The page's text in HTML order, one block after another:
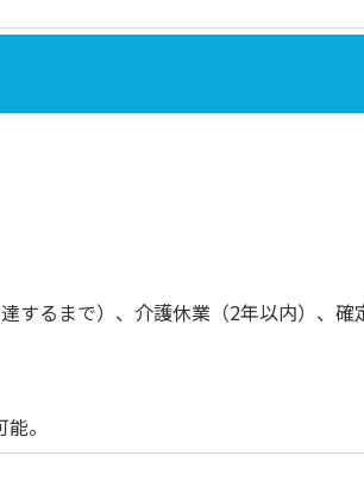
するまで）、介護休業（2年以内）、確
。